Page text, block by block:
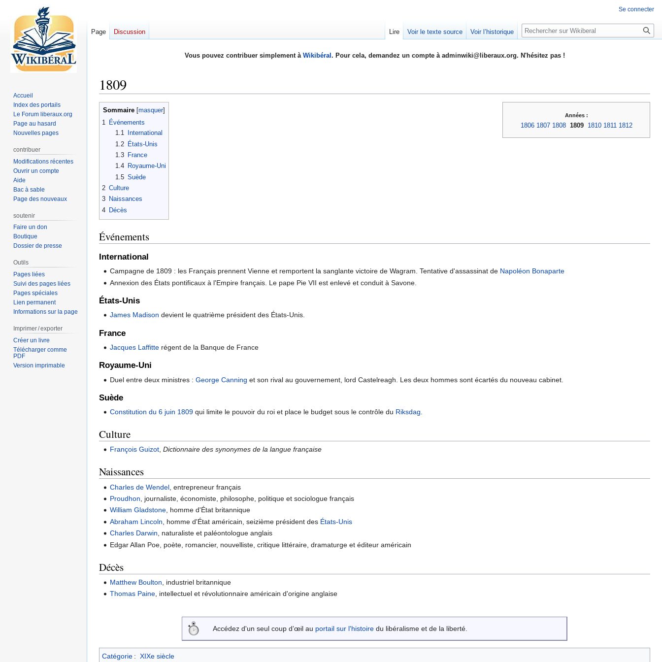
Vous pouvez contribuer simplement à Wikibéral . Pour cela, demandez un compte à adminwiki@liberaux.org. N'hésitez pas !
1809
Aller
navigation
Aller
recherche
Années :
1806 1807 1808 1809 1810 1811 1812
Sommaire
1 Événements
1.1
International
1.2
États-Unis
1.3
France
1.4
Royaume-Uni
1.5 Suède
2 Culture
3 Naissances
4 Décès
Événements
International
Campagne de 1809 : les Français prennent Vienne et remportent la sanglante victoire de Wagram. Tentative d'assassinat de Napoléon Bonaparte
Annexion des États pontificaux à l'Empire français. Le pape Pie VII est enlevé et conduit à Savone.
États-Unis
James Madison devient le quatrième président des États-Unis.
France
Jacques Laffitte régent de la Banque de France
Royaume-Uni
Duel entre deux ministres :George Canning et son rival au gouvernement, lord Castelreagh. Les deux hommes sont écartés du nouveau cabinet.
Suède
Constitution du 6 juin 1809 qui limite le pouvoir du roi et place le budget sous le contrôle du Riksdag
Culture
François Guizot,Dictionnaire des synonymes de la langue française
Naissances
Charles de Wendel , entrepreneur français
Proudhon , journaliste, économiste, philosophe, politique et sociologue français
William Gladstone, homme d'État britannique
Abraham Lincoln , homme d'État américain, seizième président des États-Unis
Charles Darwin , naturaliste et paléontologue anglais
Edgar Allan Poe, poète, romancier, nouvelliste, critique littéraire, dramaturge et éditeur américain
Décès
Matthew Boulton , industriel britannique
Thomas Paine, intellectuel et révolutionnaire américain d'origine anglaise
Accédez d'un seul coup d’œil au portail sur l'histoire du libéralisme et de la liberté.
Catégorie : XIXe siècle
Se connecter
Page Discussion Lire Voir le texte source Voir l’historique Rechercher
Accueil
Index des portails
Le Forum liberaux.org
Page au hasard
Nouvelles pages
contribuer
Modifications récentes
Ouvrir un compte
Aide
Bac à sable
Page des nouveaux
soutenir
Faire un don
Boutique
Dossier de presse
Outils
Pages liées
Suivi des pages liées
Pages spéciales
Lien permanent
Informations sur la page
Imprimer / exporter
Créer un livre
Télécharger comme
PDF
Version imprimable